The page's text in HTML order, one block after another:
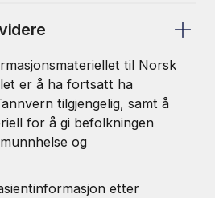
til Norsk
er å ha fortsatt ha
tilgjengelig, samt å
for å gi befolkningen
og
etter